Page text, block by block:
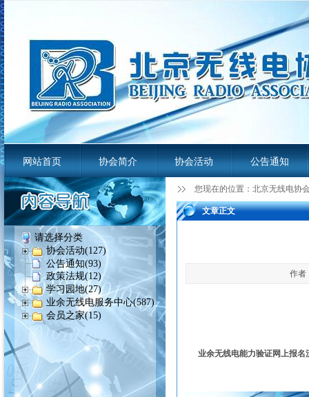
网站首页 协会简介 协会活动 公告通知
业余无线电服务平台
您现在的位置： 北京无线电协
请选择分类
协会活动(127)
公告通知(93)
政策法规(12)
学习园地(27)
业余无线电服务中心(587)
会员之家(15)
文章正文
作
业余无线电能力验证网上报名